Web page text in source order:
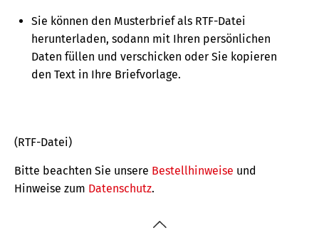
Sie können den Musterbrief als RTF-Datei
herunterladen, sodann mit Ihren persönlichen
Daten füllen und verschicken oder Sie kopieren
den Text in Ihre Briefvorlage.
(RTF-Datei)
Bitte beachten Sie unsere Bestellhinweise und
Hinweise zum Datenschutz.